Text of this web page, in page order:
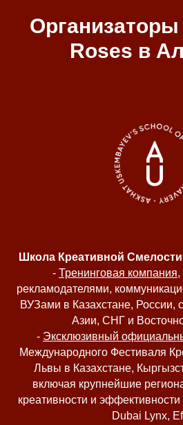
Roses в
Школа Креативной
- Тренинговая компания
рекламодателями,
ВУЗами в Казахстане, России,
Азии, СНГ и
- Эксклюзивный
Международного Фестиваля
Львы в Казахстане,
включая крупнейшие
креативности и
Dubai Lynx,